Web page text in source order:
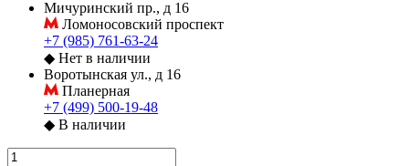
Мичуринский пр., д 16
Ломоносовский проспект
+7 (985) 761-63-24
◆ Нет в наличии
Воротынская ул., д 16
Планерная
+7 (499) 500-19-48
◆ В наличии